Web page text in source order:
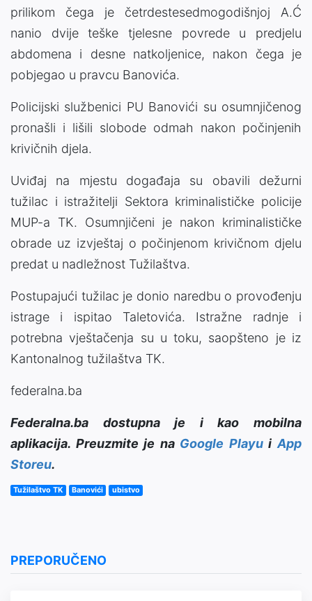
prilikom čega je četrdestesedmogodišnjoj A.Ć
nanio dvije teške tjelesne povrede u predjelu
abdomena i desne natkoljenice, nakon čega je
pobjegao u pravcu Banovića.
Policijski službenici PU Banovići su osumnjičenog
pronašli i lišili slobode odmah nakon počinjenih
krivičnih djela.
Uviđaj na mjestu događaja su obavili dežurni
tužilac i istražitelji Sektora kriminalističke policije
MUP-a TK. Osumnjičeni je nakon kriminalističke
obrade uz izvještaj o počinjenom krivičnom djelu
predat u nadležnost Tužilaštva.
Postupajući tužilac je donio naredbu o provođenju
istrage i ispitao Taletovića. Istražne radnje i
potrebna vještačenja su u toku, saopšteno je iz
Kantonalnog tužilaštva TK.
federalna.ba
Federalna.ba dostupna je i kao mobilna
aplikacija. Preuzmite je na Google PlayuiApp
Storeu.
Tužilaštvo TK Banovići ubistvo
PREPORUČENO